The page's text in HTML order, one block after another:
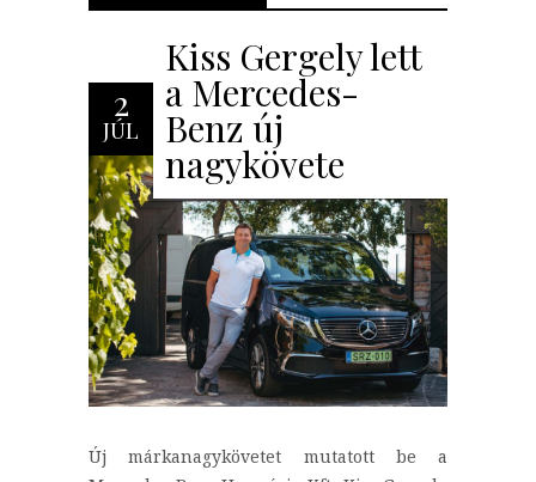
2
JÚL
Kiss Gergely lett
a Mercedes-
Benz új
nagykövete
Új márkanagykövetet mutatott be a